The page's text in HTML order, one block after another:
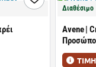
Διαθέσιμο
Avene |